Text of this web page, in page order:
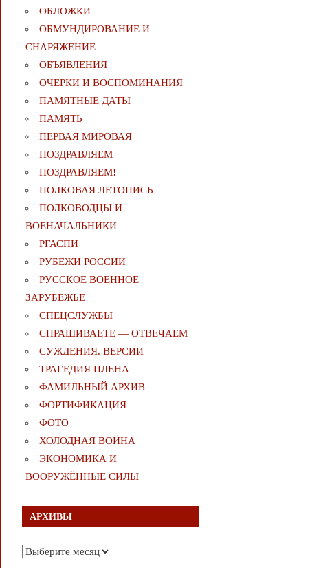
ОБЛОЖКИ
ОБМУНДИРОВАНИЕ И
СНАРЯЖЕНИЕ
ОБЪЯВЛЕНИЯ
ОЧЕРКИ И ВОСПОМИНАНИЯ
ПАМЯТНЫЕ ДАТЫ
ПАМЯТЬ
ПЕРВАЯ МИРОВАЯ
ПОЗДРАВЛЯЕМ
ПОЗДРАВЛЯЕМ!
ПОЛКОВАЯ ЛЕТОПИСЬ
ПОЛКОВОДЦЫ И
ВОЕНАЧАЛЬНИКИ
РГАСПИ
РУБЕЖИ РОССИИ
РУССКОЕ ВОЕННОЕ
ЗАРУБЕЖЬЕ
СПЕЦСЛУЖБЫ
СПРАШИВАЕТЕ — ОТВЕЧАЕМ
СУЖДЕНИЯ. ВЕРСИИ
ТРАГЕДИЯ ПЛЕНА
ФАМИЛЬНЫЙ АРХИВ
ФОРТИФИКАЦИЯ
ФОТО
ХОЛОДНАЯ ВОЙНА
ЭКОНОМИКА И
ВООРУЖЁННЫЕ СИЛЫ
АРХИВЫ
Архивы